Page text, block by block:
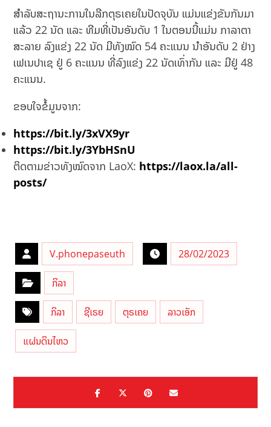
ສຳລັບສະຖານະການໃນລີກຕຸຣເຄຍໃນປັດຈຸບັນ ແມ່ນແຂ່ງຂັນກັນມາ
ແລ້ວ 22 ນັດ ແລະ ທີມທີ່ເປັນອັນດັບ 1 ໃນຕອນນີ້ແມ່ນ ກາລາຕາ
ສະລາຍ ລົງແຂ່ງ 22 ນັດ ມີທັງໝົດ 54 ຄະແນນ ນຳອັນດັບ 2 ຢ່າງ
ເຟເນປາເຊ ຢູ່ 6 ຄະແນນ ທີ່ລົງແຂ່ງ 22 ນັດເທົ່າກັນ ແລະ ມີຢູ່ 48
ຄະແນນ.
ຂອບໃຈຂໍ້ມູນຈາກ:
https://bit.ly/3xVX9yr
https://bit.ly/3YbHSnU
ຕິດຕາມຂ່າວທັງໝົດຈາກ LaoX: https://laox.la/all-
posts/
V.phonepaseuth 28/02/2023
ກິລາ
ກິລາ ຊີເຣຍ ຕຸຣເຄຍ ລາວເອັກ
ແຜ່ນດິນໄຫວ